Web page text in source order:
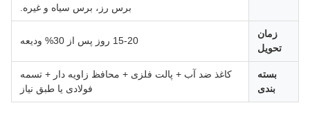
برس رز، برس سیاه و غیره.
تحویل
15-20 روز پس از 30% ودیعه
کاغذ ضد آب + پالت فلزی + محافظ زاویه دار + تسمه
فولادی یا طبق نیاز